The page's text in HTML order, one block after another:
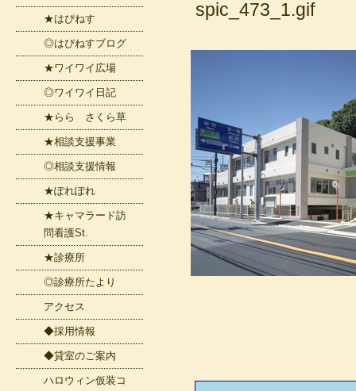
★はぴねす
◎はぴねすブログ
★ワイワイ広場
◎ワイワイ日記
★らら さくら草
★相談支援事業
◎相談支援情報
★ぽれぽれ
★キャマラード訪
問看護St.
★診療所
◎診療所たより
アクセス
◆採用情報
◆貸室のご案内
ハロウィン仮装コ